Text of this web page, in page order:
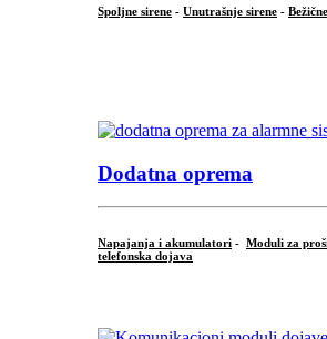
Spoljne sirene - Unutrašnje sirene -
Dodatna oprema
Napajanja i akumulatori - Moduli za
telefonska dojava